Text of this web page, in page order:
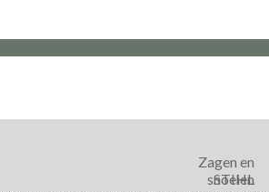
Zagen en
snoeien
STIHL